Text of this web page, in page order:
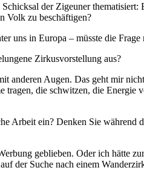
der Zigeuner
Volk zu beschäftigen?
uns in Europa – müsste die
Zirkusvorstellung aus?
anderen Augen. Das geht mir
die schwitzen, die
Arbeit ein? Denken Sie während
geblieben. Oder ich hätte
der Suche nach einem